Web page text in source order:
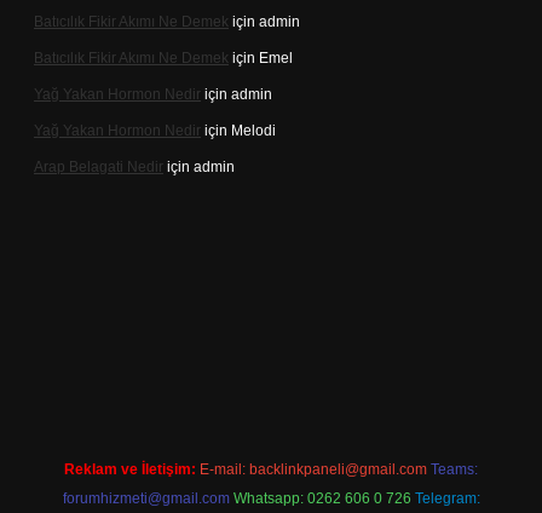
Batıcılık Fikir Akımı Ne Demek için admin
Batıcılık Fikir Akımı Ne Demek için Emel
Yağ Yakan Hormon Nedir için admin
Yağ Yakan Hormon Nedir için Melodi
Arap Belagati Nedir için admin
Reklam ve İletişim: E-mail: backlinkpaneli@gmail.com Teams:
forumhizmeti@gmail.com Whatsapp: 0262 606 0 726 Telegram: